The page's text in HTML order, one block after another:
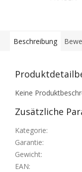
Beschreibung
Keine
Zusätzliche
Kategorie:
Garantie:
Gewicht:
EAN: